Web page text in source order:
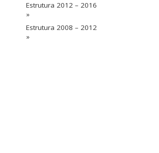
Estrutura 2012 – 2016
»
Estrutura 2008 – 2012
»